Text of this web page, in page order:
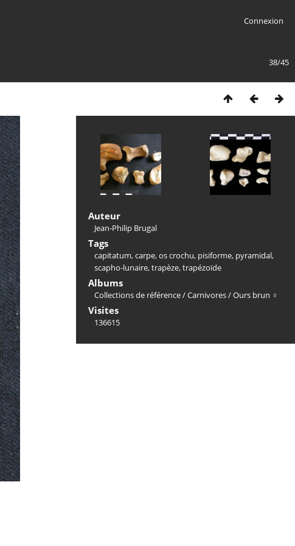
Connexion
38/45
Auteur
Jean-Philip Brugal
Tags
capitatum,carpe,os crochu, pisiforme, pyramidal,
scapho-lunaire,trapèze,trapézoïde
Albums
Collections de référence/Carnivores/Ours brun ♀
Visites
136615